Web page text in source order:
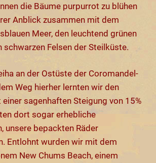
die Bäume purpurrot zu blühen
Anblick zusammen mit dem
Meer, den leuchtend grünen
schwarzen Felsen der Steilküste.
an der Ostüste der Coromandel-
Weg hierher lernten wir den
sagenhaften Steigung von 15%
dort sogar erhebliche
unsere bepackten Räder
Entlohnt wurden wir mit dem
New Chums Beach, einem